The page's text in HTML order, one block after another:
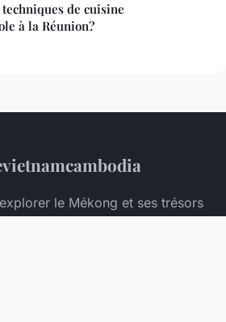
de cuisine
à la Réunion?
le Mékong et ses trésors